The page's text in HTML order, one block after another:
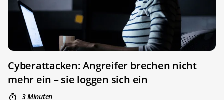
Cyberattacken: Angreifer brechen nicht
mehr ein – sie loggen sich ein
3 Minuten